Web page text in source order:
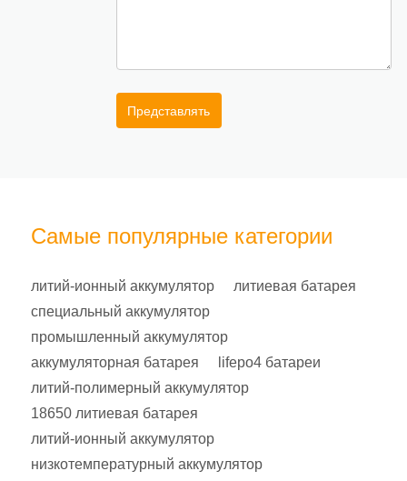
Представлять
Самые популярные категории
литий-ионный аккумулятор
литиевая батарея
специальный аккумулятор
промышленный аккумулятор
аккумуляторная батарея
lifepo4 батареи
литий-полимерный аккумулятор
18650 литиевая батарея
литий-ионный аккумулятор
низкотемпературный аккумулятор